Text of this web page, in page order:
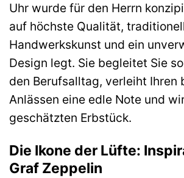
Uhr wurde für den Herrn
auf höchste Qualität,
Handwerkskunst und ein
Design legt. Sie begleitet Sie
den Berufsalltag, verleiht Ihren
Anlässen eine edle Note und
geschätzten Erbstück.
Die Ikone der Lüfte:
Graf Zeppelin